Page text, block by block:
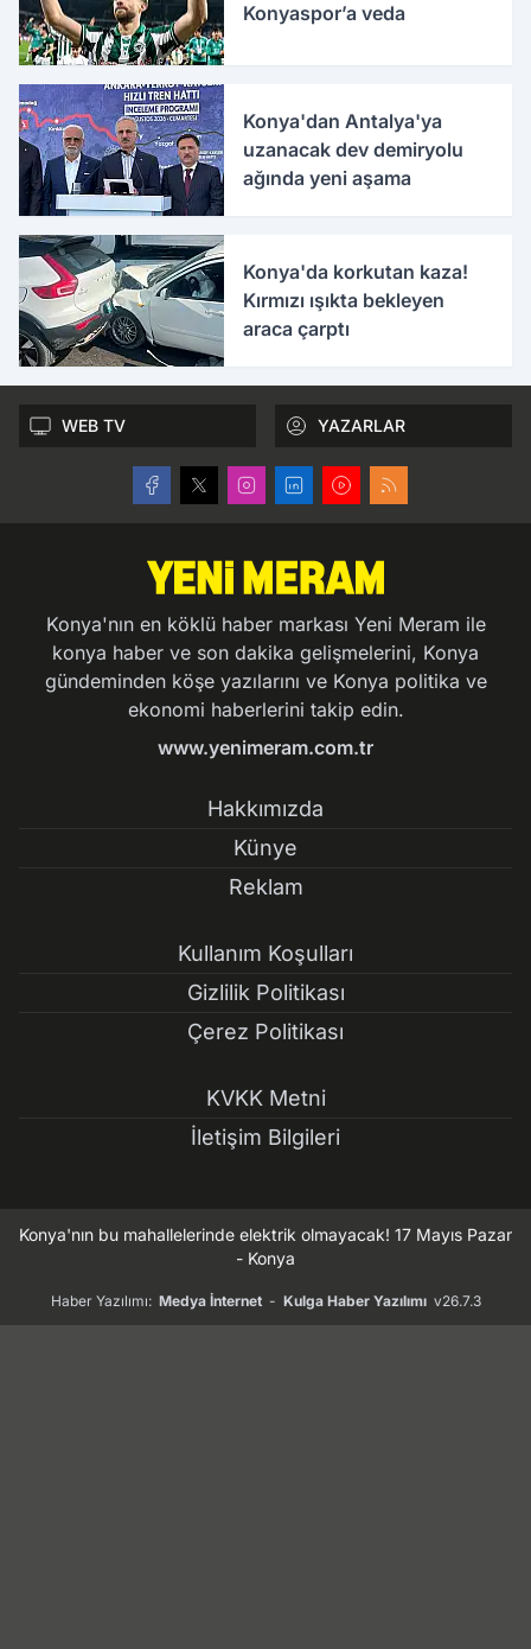
Konyaspor’a veda
Konya'dan Antalya'ya
uzanacak dev demiryolu
ağında yeni aşama
Konya'da korkutan kaza!
Kırmızı ışıkta bekleyen
araca çarptı
WEB TV YAZARLAR
Konya'nın en köklü haber markası Yeni Meram ile
konya haber ve son dakika gelişmelerini, Konya
gündeminden köşe yazılarını ve Konya politika ve
ekonomi haberlerini takip edin.
www.yenimeram.com.tr
Hakkımızda
Künye
Reklam
Kullanım Koşulları
Gizlilik Politikası
Çerez Politikası
KVKK Metni
İletişim Bilgileri
Konya'nın bu mahallelerinde elektrik olmayacak! 17 Mayıs Pazar
- Konya
Haber Yazılımı: Medya İnternet - Kulga Haber Yazılımı v26.7.3